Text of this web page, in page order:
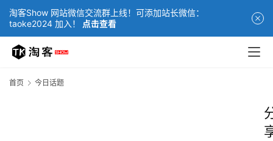
淘客Show 网站微信交流群上线！可添加站长微信：
taoke2024 加入！
点击查看
首页 今日话题